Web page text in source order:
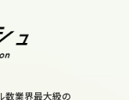
数業界最大級の